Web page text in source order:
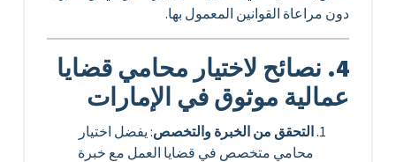
دون مراعاة القوانين المعمول بها.
4. نصائح لاختيار محامي قضايا
عمالية موثوق في الإمارات
التحقق من الخبرة والتخصص : يفضل اختيار
محامي متخصص في قضايا العمل مع خبرة